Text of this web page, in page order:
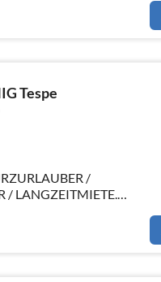
Tespe
/
/ LANGZEITMIETE.
in Tespe Lüneburg